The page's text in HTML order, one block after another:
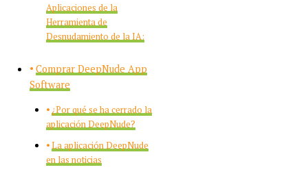
Aplicaciones de la
Herramienta de
Desnudamiento de la IA:
Comprar DeepNude App
Software
¿Por qué se ha cerrado la
aplicación DeepNude?
La aplicación DeepNude
en las noticias